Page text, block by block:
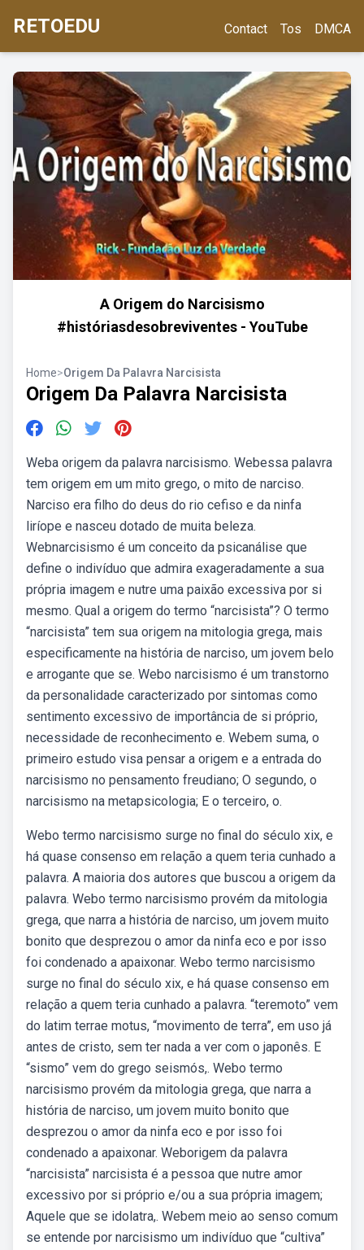
RETOEDU Contact Tos DMCA
A Origem do Narcisismo
#históriasdesobreviventes - YouTube
Home>Origem Da Palavra Narcisista
Origem Da Palavra Narcisista
Weba origem da palavra narcisismo. Webessa palavra
tem origem em um mito grego, o mito de narciso.
Narciso era filho do deus do rio cefiso e da ninfa
liríope e nasceu dotado de muita beleza.
Webnarcisismo é um conceito da psicanálise que
define o indivíduo que admira exageradamente a sua
própria imagem e nutre uma paixão excessiva por si
mesmo. Qual a origem do termo “narcisista”? O termo
“narcisista” tem sua origem na mitologia grega, mais
especificamente na história de narciso, um jovem belo
e arrogante que se. Webo narcisismo é um transtorno
da personalidade caracterizado por sintomas como
sentimento excessivo de importância de si próprio,
necessidade de reconhecimento e. Webem suma, o
primeiro estudo visa pensar a origem e a entrada do
narcisismo no pensamento freudiano; O segundo, o
narcisismo na metapsicologia; E o terceiro, o.
Webo termo narcisismo surge no final do século xix, e
há quase consenso em relação a quem teria cunhado a
palavra. A maioria dos autores que buscou a origem da
palavra. Webo termo narcisismo provém da mitologia
grega, que narra a história de narciso, um jovem muito
bonito que desprezou o amor da ninfa eco e por isso
foi condenado a apaixonar. Webo termo narcisismo
surge no final do século xix, e há quase consenso em
relação a quem teria cunhado a palavra. “teremoto” vem
do latim terrae motus, “movimento de terra”, em uso já
antes de cristo, sem ter nada a ver com o japonês. E
“sismo” vem do grego seismós,. Webo termo
narcisismo provém da mitologia grega, que narra a
história de narciso, um jovem muito bonito que
desprezou o amor da ninfa eco e por isso foi
condenado a apaixonar. Weborigem da palavra
“narcisista” narcisista é a pessoa que nutre amor
excessivo por si próprio e/ou a sua própria imagem;
Aquele que se idolatra,. Webem meio ao senso comum
se entende por narcisismo um indivíduo que “cultiva”